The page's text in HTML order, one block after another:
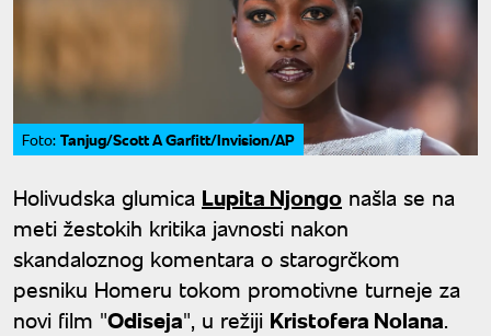
Foto: Tanjug/Scott A Garfitt/Invision/AP
Holivudska glumica Lupita Njongo našla se na
meti žestokih kritika javnosti nakon
skandaloznog komentara o starogrčkom
pesniku Homeru tokom promotivne turneje za
novi film "Odiseja", u režiji Kristofera Nolana.